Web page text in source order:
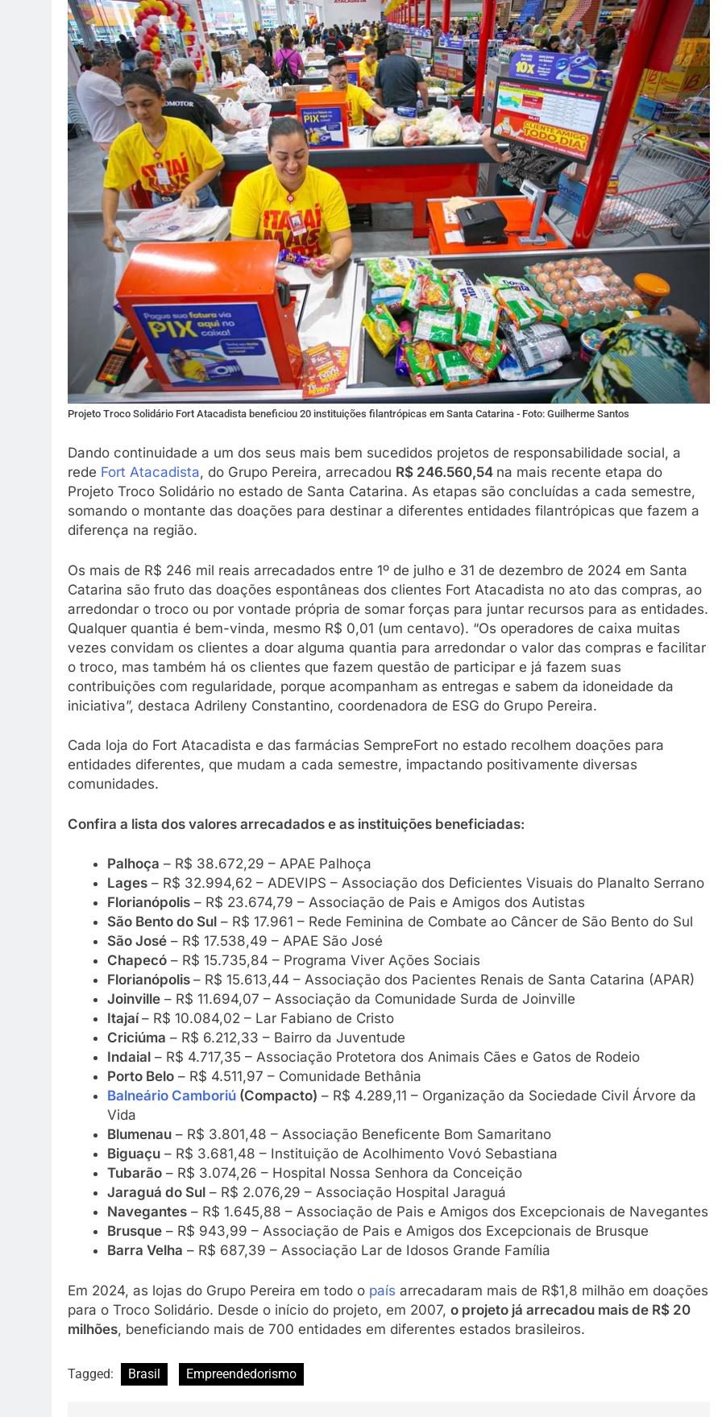
Projeto Troco Solidário Fort Atacadista beneficiou 20 instituições filantrópicas em Santa Catarina - Foto: Guilherme Santos
Dando continuidade a um dos seus mais bem sucedidos projetos de responsabilidade social, a
rede Fort Atacadista, do Grupo Pereira, arrecadou R$ 246.560,54 na mais recente etapa do
Projeto Troco Solidário no estado de Santa Catarina. As etapas são concluídas a cada semestre,
somando o montante das doações para destinar a diferentes entidades filantrópicas que fazem a
diferença na região.
Os mais de R$ 246 mil reais arrecadados entre 1º de julho e 31 de dezembro de 2024 em Santa
Catarina são fruto das doações espontâneas dos clientes Fort Atacadista no ato das compras, ao
arredondar o troco ou por vontade própria de somar forças para juntar recursos para as entidades.
Qualquer quantia é bem-vinda, mesmo R$ 0,01 (um centavo). “Os operadores de caixa muitas
vezes convidam os clientes a doar alguma quantia para arredondar o valor das compras e facilitar
o troco, mas também há os clientes que fazem questão de participar e já fazem suas
contribuições com regularidade, porque acompanham as entregas e sabem da idoneidade da
iniciativa”, destaca Adrileny Constantino, coordenadora de ESG do Grupo Pereira.
Cada loja do Fort Atacadista e das farmácias SempreFort no estado recolhem doações para
entidades diferentes, que mudam a cada semestre, impactando positivamente diversas
comunidades.
Confira a lista dos valores arrecadados e as instituições beneficiadas:
Palhoça – R$ 38.672,29 – APAE Palhoça
Lages– R$ 32.994,62 – ADEVIPS – Associação dos Deficientes Visuais do Planalto Serrano
Florianópolis– R$ 23.674,79 – Associação de Pais e Amigos dos Autistas
São Bento do Sul– R$ 17.961 – Rede Feminina de Combate ao Câncer de São Bento do Sul
São José– R$ 17.538,49 – APAE São José
Chapecó– R$ 15.735,84 – Programa Viver Ações Sociais
Florianópolis – R$ 15.613,44 – Associação dos Pacientes Renais de Santa Catarina (APAR)
Joinville– R$ 11.694,07 – Associação da Comunidade Surda de Joinville
Itajaí– R$ 10.084,02 – Lar Fabiano de Cristo
Criciúma – R$ 6.212,33 – Bairro da Juventude
Indaial– R$ 4.717,35 – Associação Protetora dos Animais Cães e Gatos de Rodeio
Porto Belo– R$ 4.511,97 – Comunidade Bethânia
Balneário Camboriú(Compacto) – R$ 4.289,11 – Organização da Sociedade Civil Árvore da
Vida
Blumenau– R$ 3.801,48 – Associação Beneficente Bom Samaritano
Biguaçu– R$ 3.681,48 – Instituição de Acolhimento Vovó Sebastiana
Tubarão– R$ 3.074,26 – Hospital Nossa Senhora da Conceição
Jaraguá do Sul– R$ 2.076,29 – Associação Hospital Jaraguá
Navegantes– R$ 1.645,88 – Associação de Pais e Amigos dos Excepcionais de Navegantes
Brusque– R$ 943,99 – Associação de Pais e Amigos dos Excepcionais de Brusque
Barra Velha – R$ 687,39 – Associação Lar de Idosos Grande Família
Em 2024, as lojas do Grupo Pereira em todo o país arrecadaram mais de R$1,8 milhão em doações
para o Troco Solidário. Desde o início do projeto, em 2007, o projeto já arrecadou mais de R$ 20
milhões, beneficiando mais de 700 entidades em diferentes estados brasileiros.
Tagged: Brasil Empreendedorismo